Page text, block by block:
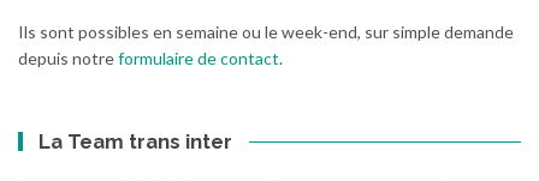
Ils sont possibles en semaine ou le week-end, sur simple demande
depuis notreformulaire de contact.
La Team trans inter